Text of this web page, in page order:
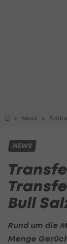
News
NEWS
Bull
Rund um die
Menge